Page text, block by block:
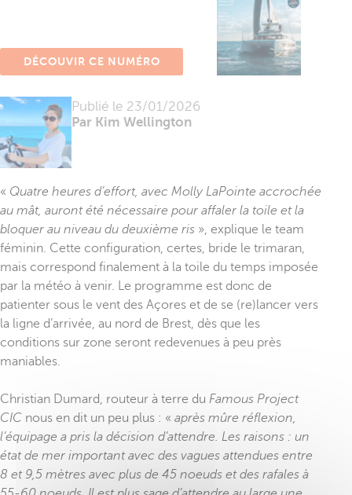
Publié le 23/01/2026
Par Kim Wellington
DÉCOUVIR CE NUMÉRO
« Quatre heures d’effort, avec Molly LaPointe accrochée
au mât, auront été nécessaire pour affaler la toile et la
bloquer au niveau du deuxième ris », explique le team
féminin. Cette configuration, certes, bride le trimaran,
mais correspond finalement à la toile du temps imposée
par la météo à venir. Le programme est donc de
patienter sous le vent des Açores et de se (re)lancer vers
la ligne d’arrivée, au nord de Brest, dès que les
conditions sur zone seront redevenues à peu près
maniables.
Christian Dumard, routeur à terre du Famous Project
CIC nous en dit un peu plus : « après mûre réflexion,
l’équipage a pris la décision d’attendre. Les raisons : un
état de mer important avec des vagues attendues entre
8 et 9,5 mètres avec plus de 45 noeuds et des rafales à